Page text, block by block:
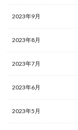
2023年9月
2023年8月
2023年7月
2023年6月
2023年5月